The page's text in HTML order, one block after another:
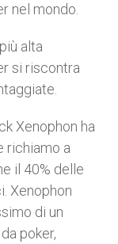
nel mondo.
alta
si riscontra
Xenophon ha
richiamo a
il 40% delle
Xenophon
di un
poker,